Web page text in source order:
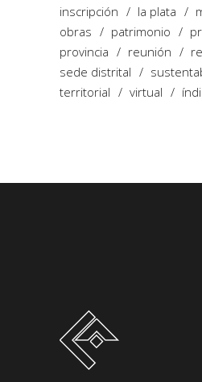
inscripción
la plata
obras
patrimonio
provincia
reunión
sede distrital
territorial
virtual